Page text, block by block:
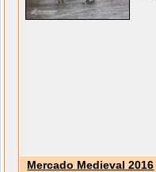
Mercado Medieval 2016